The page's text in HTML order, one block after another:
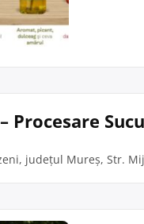
Procesare
județul Mureș, Str.